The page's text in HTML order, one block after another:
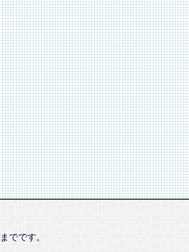
でです。